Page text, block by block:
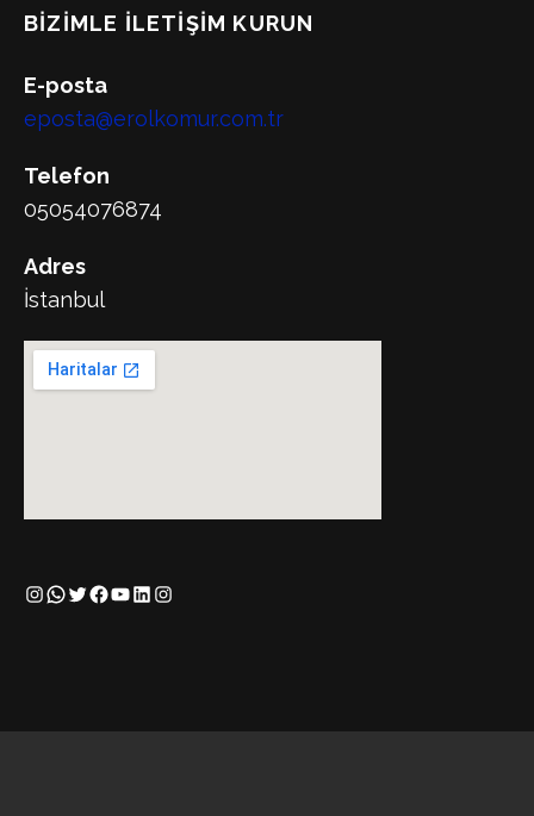
BIZIMLE İLETIŞIM KURUN
E-posta
eposta@erolkomur.com.tr
Telefon
05054076874
Adres
İstanbul
Instagram
WhatsApp
Twitter
Facebook
YouTube
LinkedIn
Instagram